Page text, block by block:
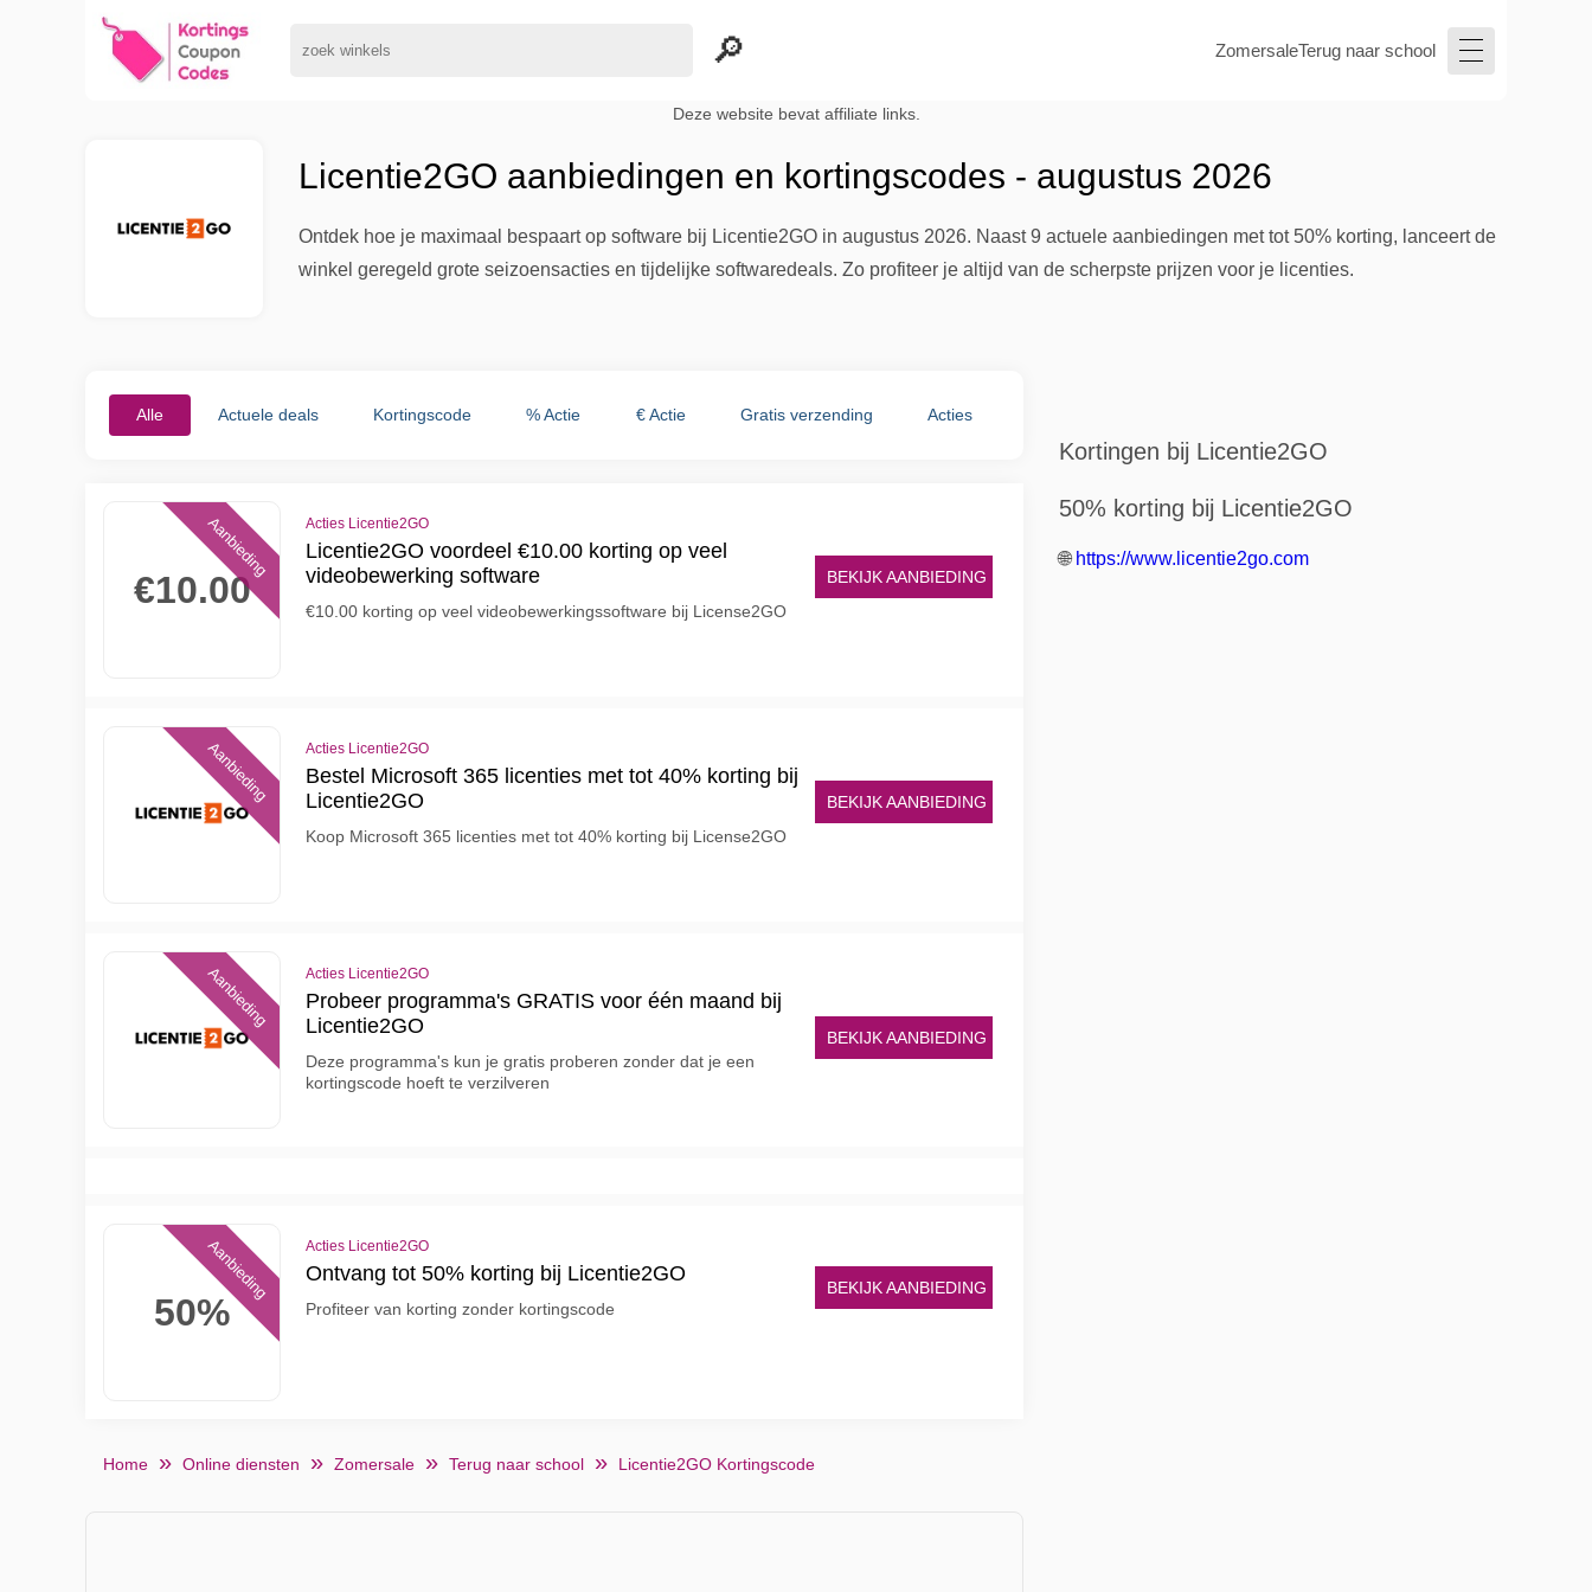
ZomersaleTerug naar school
Deze website bevat affiliate links.
Licentie2GO aanbiedingen en kortingscodes - augustus 2026
Ontdek hoe je maximaal bespaart op software bij Licentie2GO in augustus 2026. Naast 9 actuele aanbiedingen met tot 50% korting, lanceert de
winkel geregeld grote seizoensacties en tijdelijke softwaredeals. Zo profiteer je altijd van de scherpste prijzen voor je licenties.
Alle Actuele deals Kortingscode % Actie € Actie Gratis verzending Acties
€10.00
Aanbieding Acties Licentie2GO
Licentie2GO voordeel €10.00 korting op veel
videobewerking software
€10.00 korting op veel videobewerkingssoftware bij License2GO
BEKIJK AANBIEDING
Aanbieding Acties Licentie2GO
Bestel Microsoft 365 licenties met tot 40% korting bij
Licentie2GO
Koop Microsoft 365 licenties met tot 40% korting bij License2GO
BEKIJK AANBIEDING
Aanbieding Acties Licentie2GO
Probeer programma's GRATIS voor één maand bij
Licentie2GO
Deze programma's kun je gratis proberen zonder dat je een
kortingscode hoeft te verzilveren
BEKIJK AANBIEDING
50%
Aanbieding Acties Licentie2GO
Ontvang tot 50% korting bij Licentie2GO
Profiteer van korting zonder kortingscode
BEKIJK AANBIEDING
Home Online diensten Zomersale Terug naar school Licentie2GO Kortingscode
Kortingen bij Licentie2GO
50% korting bij Licentie2GO
🌐 https://www.licentie2go.com